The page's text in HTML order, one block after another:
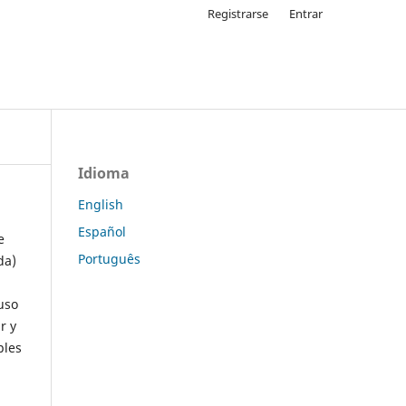
Registrarse Entrar
y
Idioma
English
Español
Português